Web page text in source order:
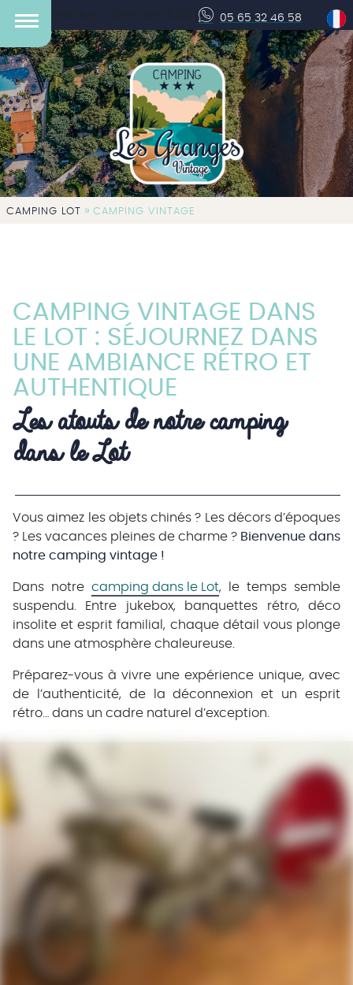
05 65 32 46 58
CAMPING LOT » CAMPING VINTAGE
CAMPING VINTAGE DANS
LE LOT : SÉJOURNEZ DANS
UNE AMBIANCE RÉTRO ET
AUTHENTIQUE
Les atouts de notre camping
dans le Lot
Vous aimez les objets chinés ? Les décors d’époques
? Les vacances pleines de charme ? Bienvenue dans
notre camping vintage !
Dans notre camping dans le Lot, le temps semble
suspendu. Entre jukebox, banquettes rétro, déco
insolite et esprit familial, chaque détail vous plonge
dans une atmosphère chaleureuse.
Préparez-vous à vivre une expérience unique, avec
de l’authenticité, de la déconnexion et un esprit
rétro… dans un cadre naturel d’exception.